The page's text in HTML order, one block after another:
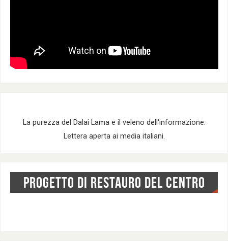
La purezza del Dalai Lama e il veleno dell'informazione.
Lettera aperta ai media italiani.
PROGETTO DI RESTAURO DEL CENTRO